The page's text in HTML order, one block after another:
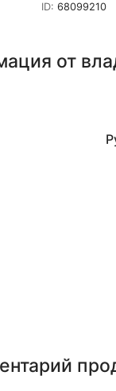
ID: 68099210
от